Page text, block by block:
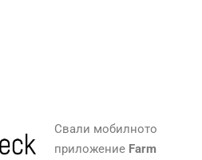
Свали мобилното
приложение Farm